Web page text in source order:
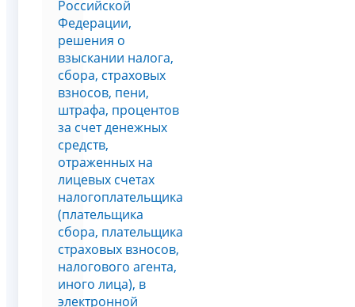
Российской
Федерации,
решения о
взыскании налога,
сбора, страховых
взносов, пени,
штрафа, процентов
за счет денежных
средств,
отраженных на
лицевых счетах
налогоплательщика
(плательщика
сбора, плательщика
страховых взносов,
налогового агента,
иного лица), в
электронной